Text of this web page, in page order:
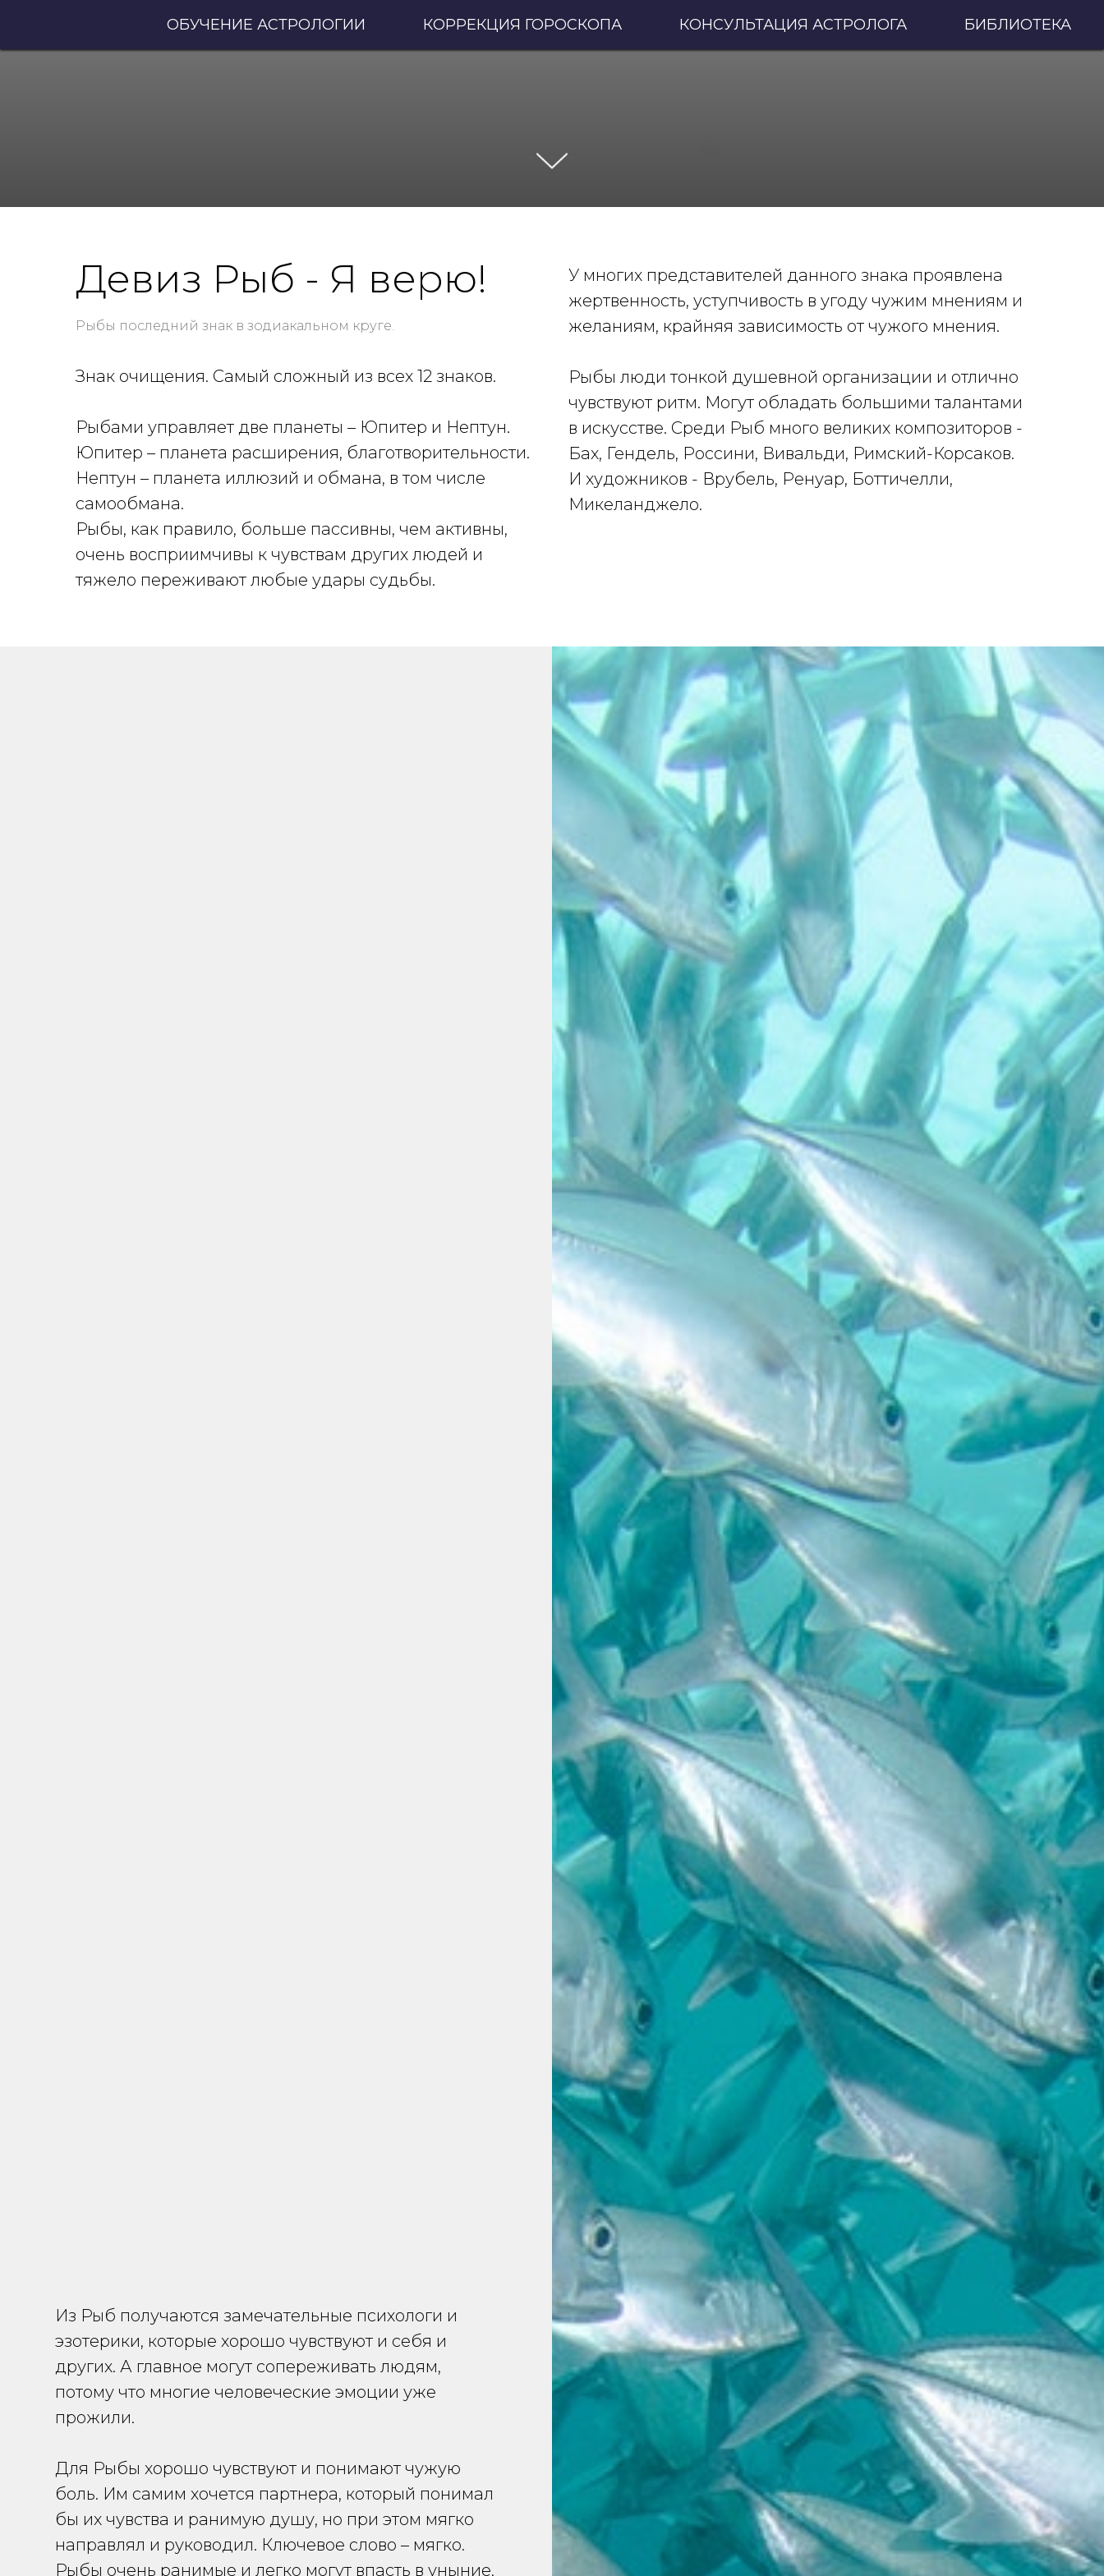
ОБУЧЕНИЕ АСТРОЛОГИИ КОРРЕКЦИЯ ГОРОСКОПА КОНСУЛЬТАЦИЯ АСТРОЛОГА БИБЛИОТЕКА
Девиз Рыб - Я верю!
Рыбы последний знак в зодиакальном круге.
Знак очищения. Самый сложный из всех 12 знаков.
Рыбами управляет две планеты – Юпитер и Нептун.
Юпитер – планета расширения, благотворительности.
Нептун – планета иллюзий и обмана, в том числе
самообмана.
Рыбы, как правило, больше пассивны, чем активны,
очень восприимчивы к чувствам других людей и
тяжело переживают любые удары судьбы.
У многих представителей данного знака проявлена
жертвенность, уступчивость в угоду чужим мнениям и
желаниям, крайняя зависимость от чужого мнения.
Рыбы люди тонкой душевной организации и отлично
чувствуют ритм. Могут обладать большими талантами
в искусстве. Среди Рыб много великих композиторов -
Бах, Гендель, Россини, Вивальди, Римский-Корсаков.
И художников - Врубель, Ренуар, Боттичелли,
Микеланджело.
Из Рыб получаются замечательные психологи и
эзотерики, которые хорошо чувствуют и себя и
других. А главное могут сопереживать людям,
потому что многие человеческие эмоции уже
прожили.
Для Рыбы хорошо чувствуют и понимают чужую
боль. Им самим хочется партнера, который понимал
бы их чувства и ранимую душу, но при этом мягко
направлял и руководил. Ключевое слово – мягко.
Рыбы очень ранимые и легко могут впасть в уныние,